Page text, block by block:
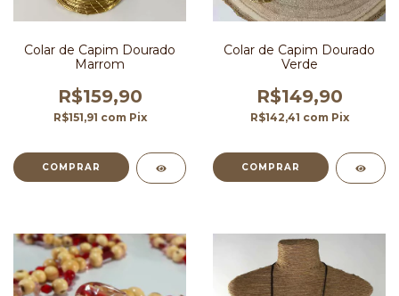
Colar de Capim Dourado
Marrom
R$159,90
R$151,91 com Pix
Colar de Capim Dourado
Verde
R$149,90
R$142,41 com Pix